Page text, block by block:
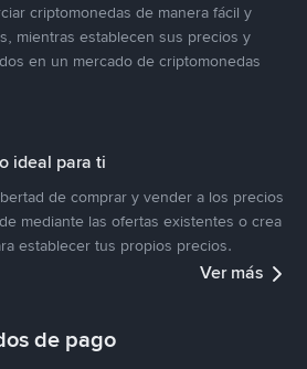
criptomonedas de manera fácil y
mientras establecen sus precios y
en un mercado de criptomonedas
ideal para ti
de comprar y vender a los precios
mediante las ofertas existentes o crea
establecer tus propios precios.
Ver más
de pago